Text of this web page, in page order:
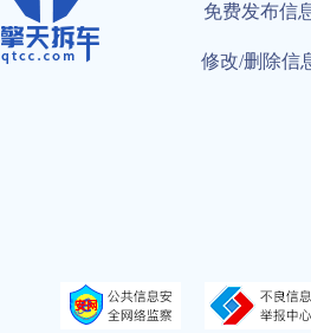
免费发布信
修改/删除信